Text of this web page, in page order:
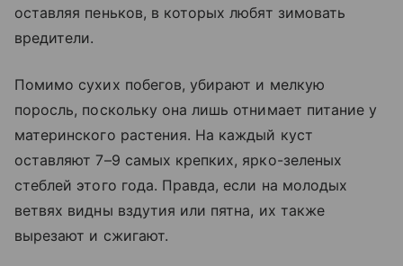
оставляя пеньков, в которых любят зимовать
вредители.
Помимо сухих побегов, убирают и мелкую
поросль, поскольку она лишь отнимает питание у
материнского растения. На каждый куст
оставляют 7–9 самых крепких, ярко-зеленых
стеблей этого года. Правда, если на молодых
ветвях видны вздутия или пятна, их также
вырезают и сжигают.